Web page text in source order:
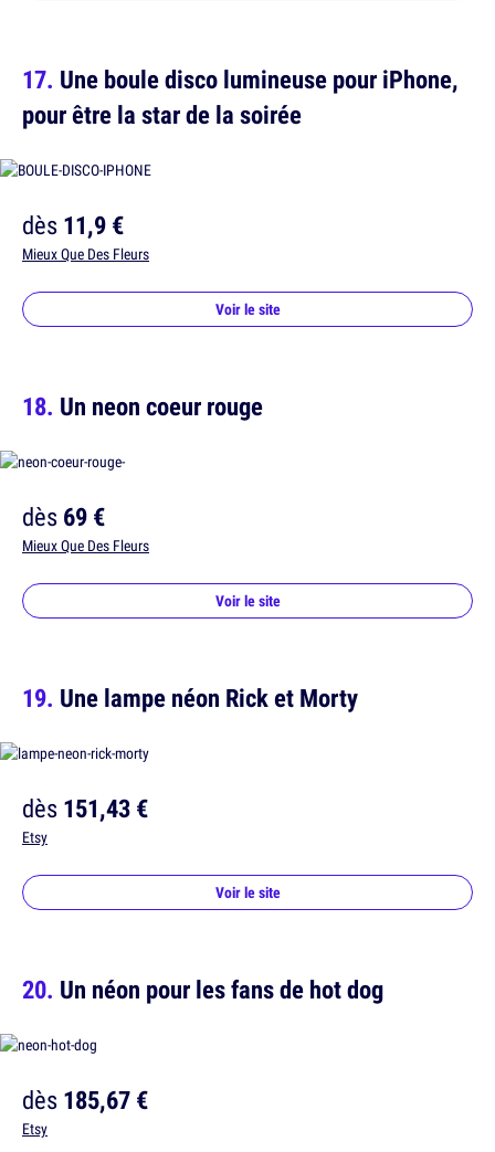
Une boule disco lumineuse pour iPhone,
pour être la star de la soirée
dès11,9 €
Mieux Que Des Fleurs
Voir le site
Un neon coeur rouge
dès69 €
Mieux Que Des Fleurs
Voir le site
Une lampe néon Rick et Morty
dès151,43 €
Etsy
Voir le site
Un néon pour les fans de hot dog
dès185,67 €
Etsy